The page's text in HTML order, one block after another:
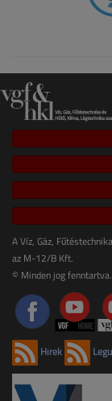
A Víz, Gáz,
az M-12/B Kft.
© Minden jog fenntartva.
Hírek